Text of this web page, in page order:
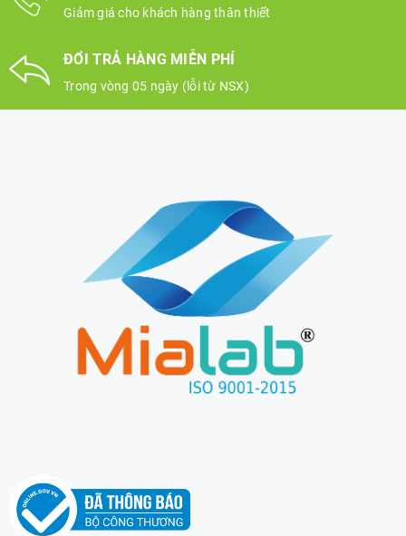
Giảm giá cho khách hàng thân thiết
ĐỔI TRẢ HÀNG MIỄN PHÍ
Trong vòng 05 ngày (lỗi từ NSX)